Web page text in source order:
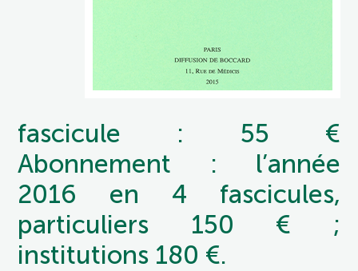
fascicule : 55 €
Abonnement : l’année
2016 en 4 fascicules,
particuliers 150 € ;
institutions 180 €.